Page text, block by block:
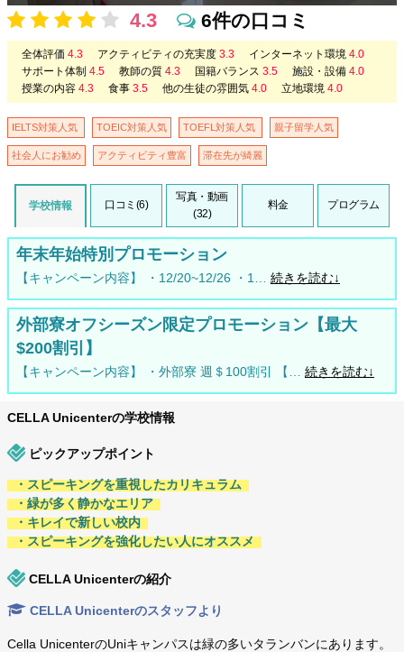
4.3 6件の口コミ
全体評価 4.3 アクティビティの充実度 3.3 インターネット環境 4.0
サポート体制 4.5 教師の質 4.3 国籍バランス 3.5 施設・設備 4.0
授業の内容 4.3 食事 3.5 他の生徒の雰囲気 4.0 立地環境 4.0
IELTS対策人気 TOEIC対策人気 TOEFL対策人気 親子留学人気
社会人にお勧め アクティビティ豊富 滞在先が綺麗
学校情報 口コミ(6)
写真・動画
(32)
料金 プログラム
年末年始特別プロモーション
【キャンペーン内容】 ・12/20~12/26 ・1… 続きを読む↓
外部寮オフシーズン限定プロモーション【最大
$200割引】
【キャンペーン内容】 ・外部寮 週＄100割引 【… 続きを読む↓
CELLA Unicenterの学校情報
ピックアップポイント
・スピーキングを重視したカリキュラム
・緑が多く静かなエリア
・キレイで新しい校内
・スピーキングを強化したい人にオススメ
CELLA Unicenterの紹介
CELLA Unicenterのスタッフより
Cella UnicenterのUniキャンパスは緑の多いタランバンにあります。